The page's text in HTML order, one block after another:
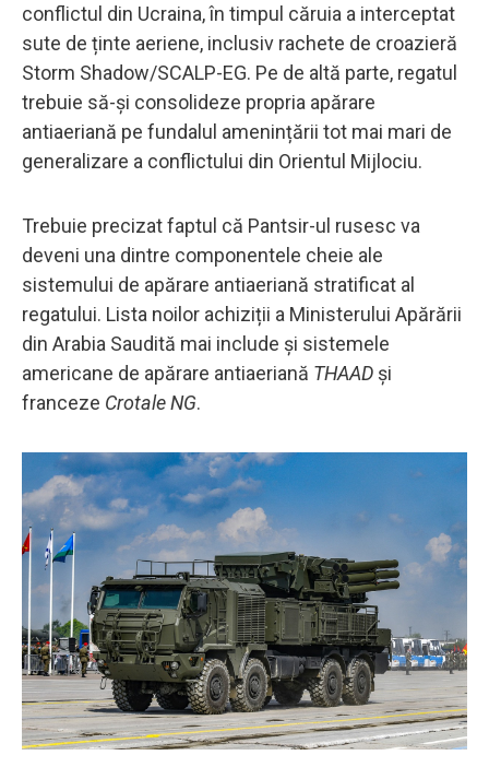
conflictul din Ucraina, în timpul căruia a interceptat
sute de ținte aeriene, inclusiv rachete de croazieră
Storm Shadow/SCALP-EG. Pe de altă parte, regatul
trebuie să-și consolideze propria apărare
antiaeriană pe fundalul amenințării tot mai mari de
generalizare a conflictului din Orientul Mijlociu.
Trebuie precizat faptul că Pantsir-ul rusesc va
deveni una dintre componentele cheie ale
sistemului de apărare antiaeriană stratificat al
regatului. Lista noilor achiziții a Ministerului Apărării
din Arabia Saudită mai include și sistemele
americane de apărare antiaeriană THAAD și
franceze Crotale NG.